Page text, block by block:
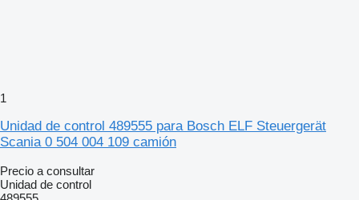
1
Unidad de control 489555 para Bosch ELF Steuergerät
Scania 0 504 004 109 camión
Precio a consultar
Unidad de control